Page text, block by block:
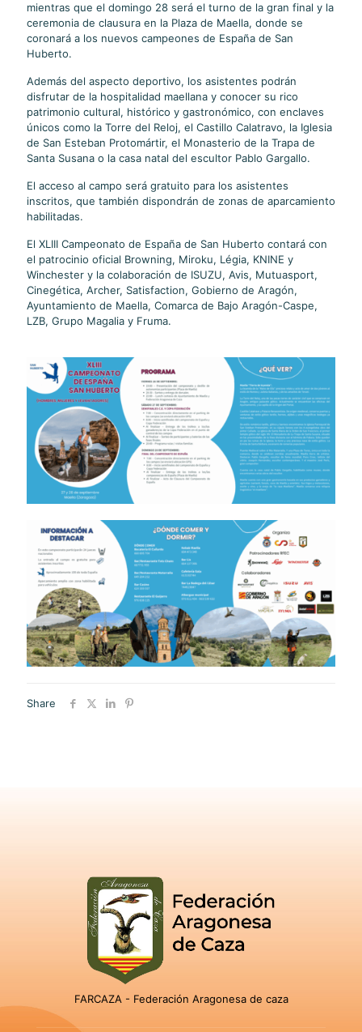
mientras que el domingo 28 será el turno de la gran final y la
ceremonia de clausura en la Plaza de Maella, donde se
coronará a los nuevos campeones de España de San
Huberto.
Además del aspecto deportivo, los asistentes podrán
disfrutar de la hospitalidad maellana y conocer su rico
patrimonio cultural, histórico y gastronómico, con enclaves
únicos como la Torre del Reloj, el Castillo Calatravo, la Iglesia
de San Esteban Protomártir, el Monasterio de la Trapa de
Santa Susana o la casa natal del escultor Pablo Gargallo.
El acceso al campo será gratuito para los asistentes
inscritos, que también dispondrán de zonas de aparcamiento
habilitadas.
El XLIII Campeonato de España de San Huberto contará con
el patrocinio oficial Browning, Miroku, Légia, KNINE y
Winchester y la colaboración de ISUZU, Avis, Mutuasport,
Cinegética, Archer, Satisfaction, Gobierno de Aragón,
Ayuntamiento de Maella, Comarca de Bajo Aragón-Caspe,
LZB, Grupo Magalia y Fruma.
Share
FARCAZA - Federación Aragonesa de caza